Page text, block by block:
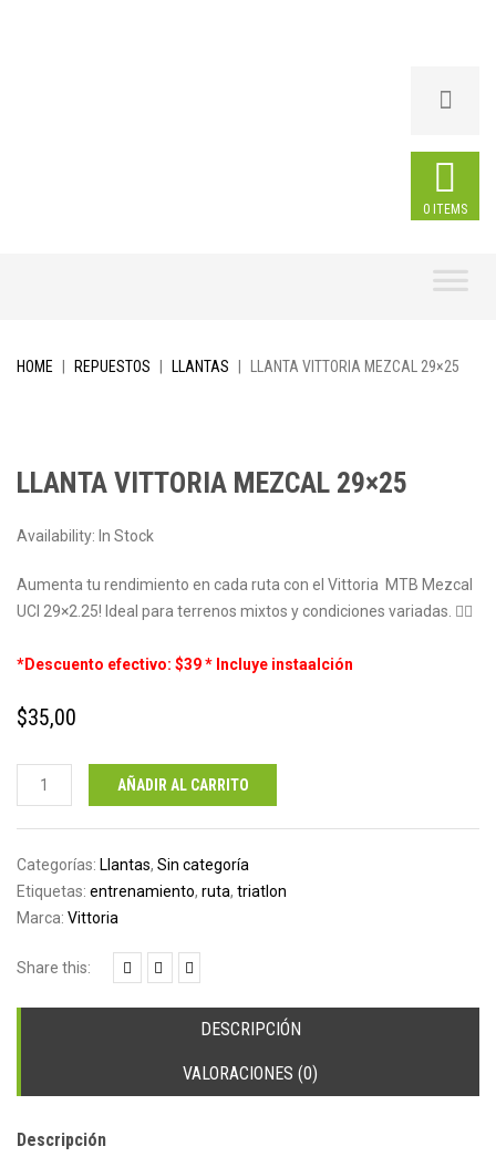
0 ITEMS
HOME REPUESTOS LLANTAS LLANTA VITTORIA MEZCAL 29×25
LLANTA VITTORIA MEZCAL 29×25
Availability: In Stock
Aumenta tu rendimiento en cada ruta con el Vittoria MTB Mezcal
UCI 29×2.25! Ideal para terrenos mixtos y condiciones variadas. 🚴‍♂️
*Descuento efectivo: $39 * Incluye instaalción
$35,00
Llanta
Vittoria
Mezcal
29x25
cantidad
AÑADIR AL CARRITO
Categorías: Llantas, Sin categoría
Etiquetas: entrenamiento, ruta, triatlon
Marca: Vittoria
Share this:
DESCRIPCIÓN
VALORACIONES (0)
Descripción